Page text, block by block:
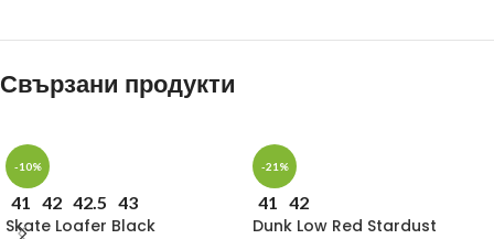
Свързани продукти
-10%
41 42 42.5 43
Skate Loafer Black
-21%
41 42
Dunk Low Red Stardust